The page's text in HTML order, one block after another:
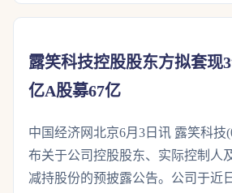
露笑科技控股股东方拟套现
亿A股募67亿
中国经济网北京6月3日讯 露笑科技
布关于公司控股股东、实际控制人
减持股份的预披露公告。公司于近